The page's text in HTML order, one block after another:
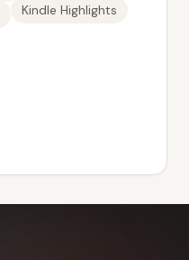
Kindle Highlights